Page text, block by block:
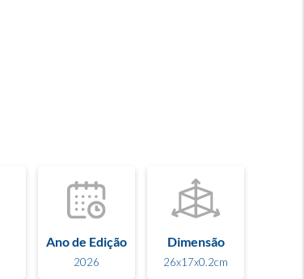
Ano de Edição
2026
Dimensão
26x17x0.2cm